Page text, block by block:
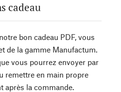
cadeau
bon cadeau PDF, vous
de la gamme Manufactum.
vous pourrez envoyer par
remettre en main propre
après la commande.